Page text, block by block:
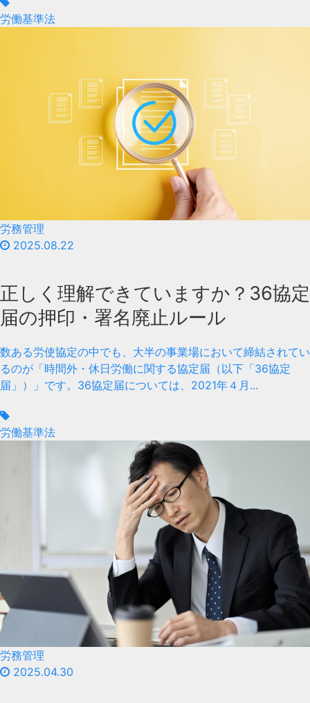
労働基準法
労務管理
2025.08.22
正しく理解できていますか？36協定
届の押印・署名廃止ルール
数ある労使協定の中でも、大半の事業場において締結されてい
るのが「時間外・休日労働に関する協定届（以下「36協定
届」）」です。36協定届については、2021年４月...
労働基準法
労務管理
2025.04.30